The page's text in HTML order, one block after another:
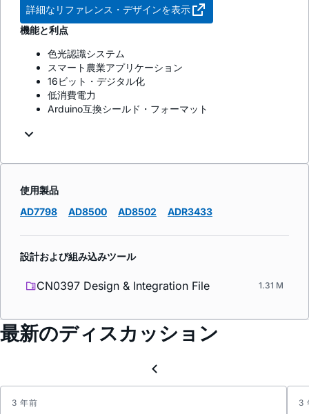
詳細なリファレンス・デザインを表示
機能と利点
色光認識システム
スマート農業アプリケーション
16ビット・デジタル化
低消費電力
Arduino互換シールド・フォーマット
使用製品
AD7798
AD8500 AD8502 ADR3433
設計および組み込みツール
CN0397 Design & Integration File 1.31 M
最新のディスカッション
3 年前 3